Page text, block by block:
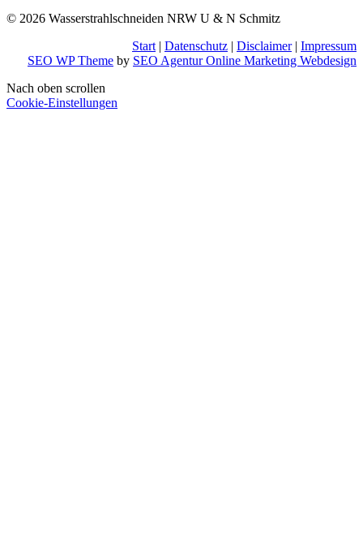
© 2026 Wasserstrahlschneiden NRW U & N Schmitz
Start | Datenschutz | Disclaimer| Impressum
SEO WP Theme by SEO Agentur Online Marketing Webdesign
Nach oben scrollen
Cookie-Einstellungen